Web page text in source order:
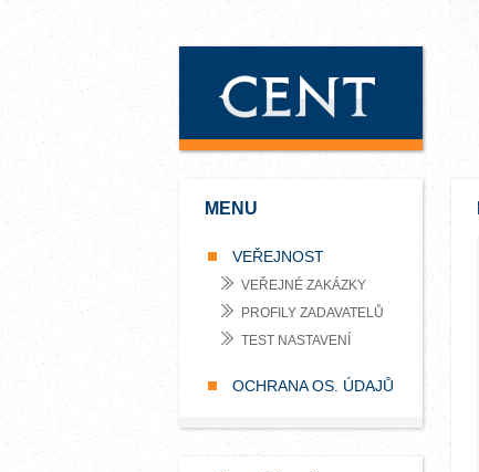
MENU
VEŘEJNOST
VEŘEJNÉ ZAKÁZKY
PROFILY ZADAVATELŮ
TEST NASTAVENÍ
OCHRANA OS. ÚDAJŮ